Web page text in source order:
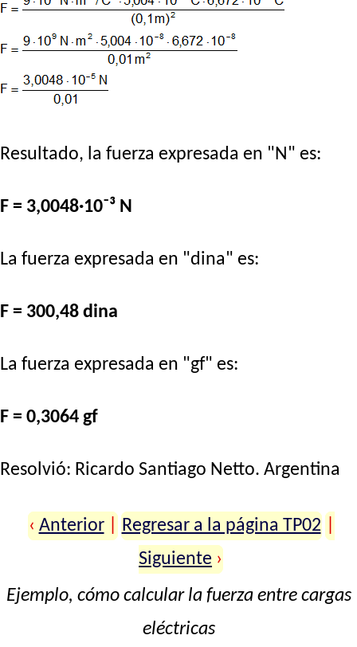
Resultado, la fuerza expresada en "N" es:
F = 3,0048·10⁻³ N
La fuerza expresada en "dina" es:
F = 300,48 dina
La fuerza expresada en "gf" es:
F = 0,3064 gf
Resolvió: Ricardo Santiago Netto. Argentina
‹ Anterior Regresar a la página TP02
Siguiente ›
Ejemplo, cómo calcular la fuerza entre cargas
eléctricas